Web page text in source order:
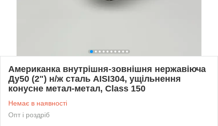
Американка внутрішня-зовнішня нержавіюча
Ду50 (2") н/ж сталь AISI304, ущільнення
конусне метал-метал, Class 150
Немає в наявності
Опт і роздріб